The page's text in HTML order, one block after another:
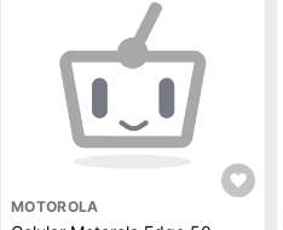
MOTOROLA